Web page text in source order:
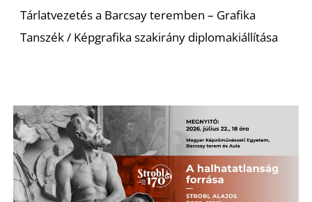
Tárlatvezetés a Barcsay teremben – Grafika
Tanszék / Képgrafika szakirány diplomakiállítása